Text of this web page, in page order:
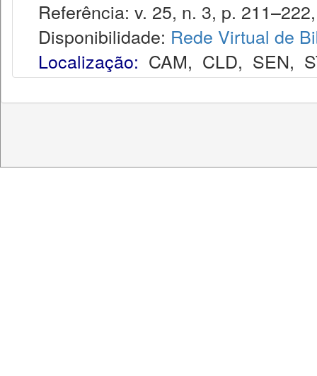
Referência: v. 25, n. 3, p.
Disponibilidade: Rede Virtual de
Localização: CAM, CLD, SEN,